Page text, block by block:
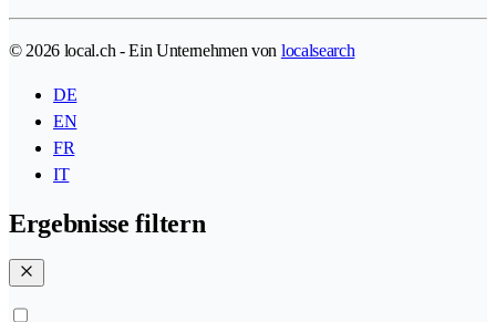
© 2026 local.ch - Ein Unternehmen von localsearch
DE
EN
FR
IT
Ergebnisse filtern